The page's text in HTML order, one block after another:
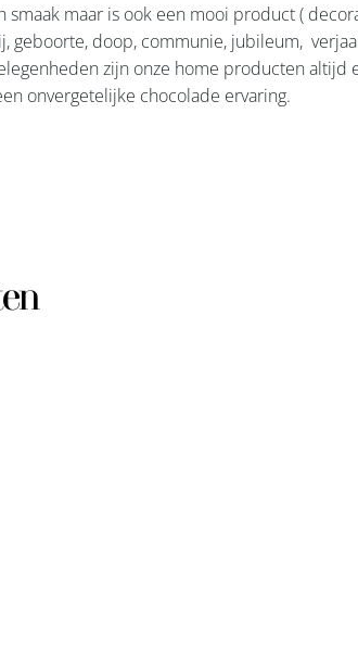
maar is ook een mooi product (
geboorte, doop, communie, jubileum,
zijn onze home producten altijd
onvergetelijke chocolade ervaring.